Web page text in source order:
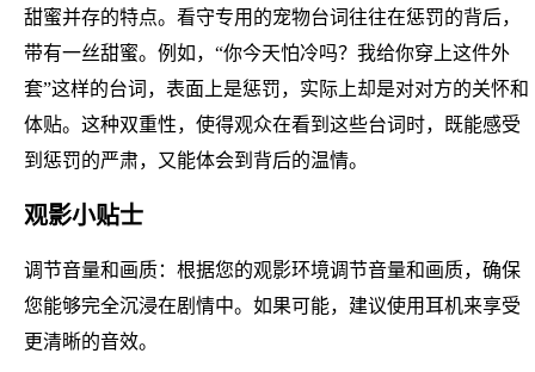
甜蜜并存的特点。看守专用的宠物台词往往在惩罚的背后，
带有一丝甜蜜。例如，“你今天怕冷吗？我给你穿上这件外
套”这样的台词，表面上是惩罚，实际上却是对对方的关怀和
体贴。这种双重性，使得观众在看到这些台词时，既能感受
到惩罚的严肃，又能体会到背后的温情。
观影小贴士
调节音量和画质：根据您的观影环境调节音量和画质，确保
您能够完全沉浸在剧情中。如果可能，建议使用耳机来享受
更清晰的音效。